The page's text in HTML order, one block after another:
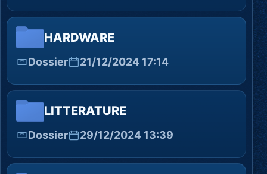
HARDWARE
Dossier 21/12/2024 17:14
LITTERATURE
Dossier 29/12/2024 13:39